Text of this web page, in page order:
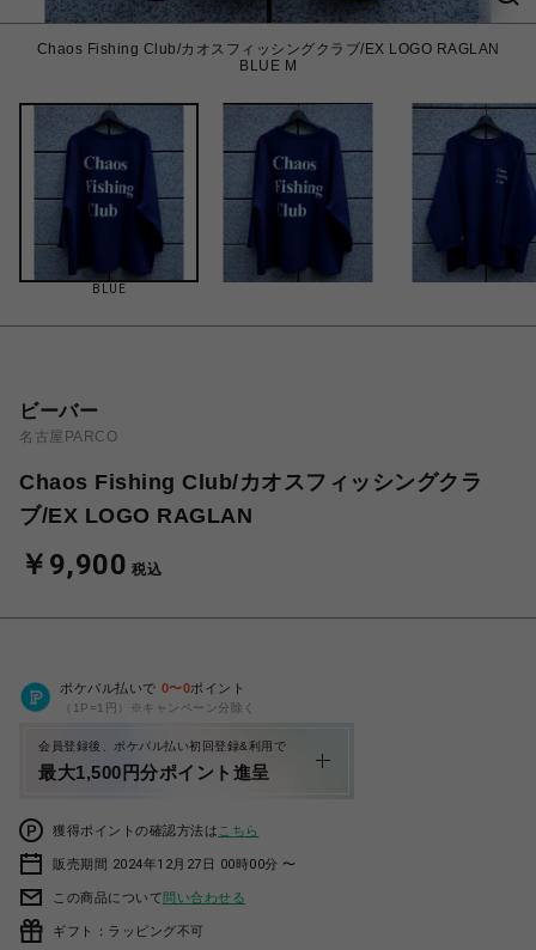
Chaos Fishing Club/カオスフィッシングクラブ/EX LOGO RAGLAN
BLUE M
BLUE
ビーバー
名古屋PARCO
Chaos Fishing Club/カオスフィッシングクラ
ブ/EX LOGO RAGLAN
￥9,900 税込
ポケパル払いで 0〜0ポイント
（1P=1円）※キャンペーン分除く
会員登録後、ポケパル払い初回登録&利用で
最大1,500円分ポイント進呈
獲得ポイントの確認方法は こちら
販売期間 2024年12月27日 00時00分 〜
この商品について問い合わせる
ギフト：ラッピング不可